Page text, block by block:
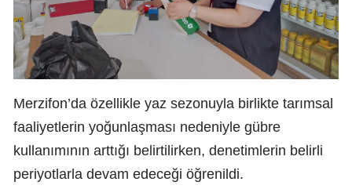
Merzifon’da özellikle yaz sezonuyla birlikte tarımsal
faaliyetlerin yoğunlaşması nedeniyle gübre
kullanımının arttığı belirtilirken, denetimlerin belirli
periyotlarla devam edeceği öğrenildi.